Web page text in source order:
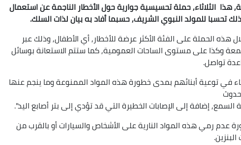
هذا الثلاثاء, حملة تحسيسية جوارية حول الأخطار الناجمة عن استعمال
تحسبا للمولد النبوي الشريف, حسبما أفاد به بيان لذات السلك.
هذه الحملة على الفئة الأكثر عرضة للأخطار, أي الأطفال, وذلك عبر
وكذا على مستوى الساحات العمومية, كما ستتم الاستعانة بوسائل
تواصل.
في توعية أبنائهم بمدى خطورة هذه المواد الممنوعة وما ينجم عنها
حدوث
إضافة إلى الإصابات الخطيرة التي قد تؤدي إلى بتر أصابع اليد".
رمي هذه المواد النارية على الأشخاص والسيارات أو بالقرب من